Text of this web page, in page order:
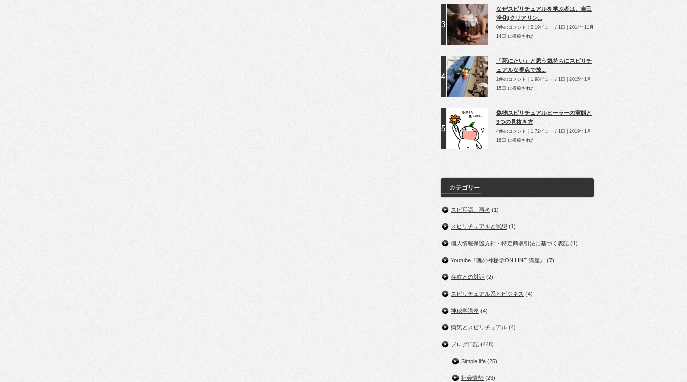
なぜスピリチュアルを学ぶ者は、自己
浄化(クリアリン...
0件のコメント 2.19ビュー / 1日
2014年11月
14日 に投稿された
「死にたい」と思う気持ちにスピリチ
ュアルな視点で放...
2件のコメント 1.98ビュー / 1日
2015年1月
15日 に投稿された
偽物スピリチュアルヒーラーの実態と
3つの見抜き方
4件のコメント 1.72ビュー / 1日
2019年1月
16日 に投稿された
カテゴリー
スピ用語、再考 (1)
スピリチュアルと瞑想 (1)
個人情報保護方針・特定商取引法に基づく表記 (1)
Youtube『魂の神秘学ON LINE 講座』 (7)
存在との対話 (2)
スピリチュアル系とビジネス (4)
神秘学講座 (4)
病気とスピリチュアル (4)
ブログ日記 (448)
Simple life (25)
社会情勢 (23)